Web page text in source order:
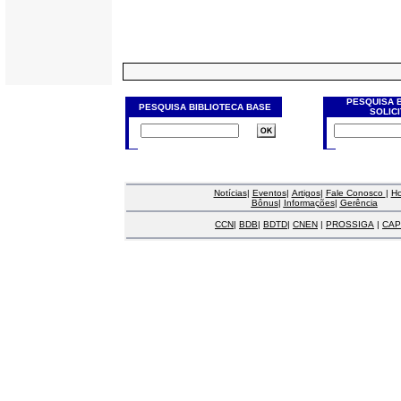
PESQUISA BIBLIOTECA BASE
PESQUISA
Notícias| Eventos| Artigos| Fale Conosco |
Bônus| Informações| Gerência
CCN| BDB| BDTD| CNEN | PROSSIGA |